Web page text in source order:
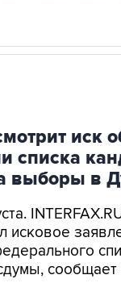
иск
списка
выборы в
исковое
сообщает